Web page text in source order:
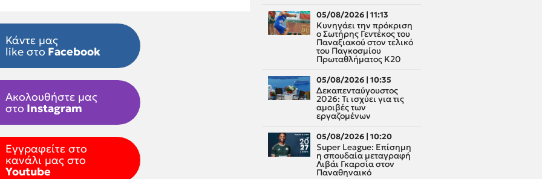
Κάντε μας
like στο Facebook
Ακολουθήστε μας
στο Instagram
Εγγραφείτε στο
κανάλι μας στο
Youtube
05/08/2026 | 11:13
Κυνηγάει την πρόκριση
ο Σωτήρης Γεντέκος του
Παναξιακού στον τελικό
του Παγκοσμίου
Πρωταθλήματος Κ20
05/08/2026 | 10:35
Δεκαπενταύγουστος
2026: Τι ισχύει για τις
αμοιβές των
εργαζομένων
05/08/2026 | 10:20
Super League: Επίσημη
η σπουδαία μεταγραφή
Λιβάι Γκαρσία στον
Παναθηναικό